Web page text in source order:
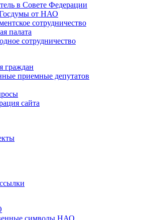
в Совете Федерации
от НАО
сотрудничество
палата
сотрудничество
граждан
приемные депутатов
сайта